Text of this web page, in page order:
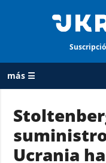
más ☰
TODAS LAS
CATEGORÍAS
Ucrania